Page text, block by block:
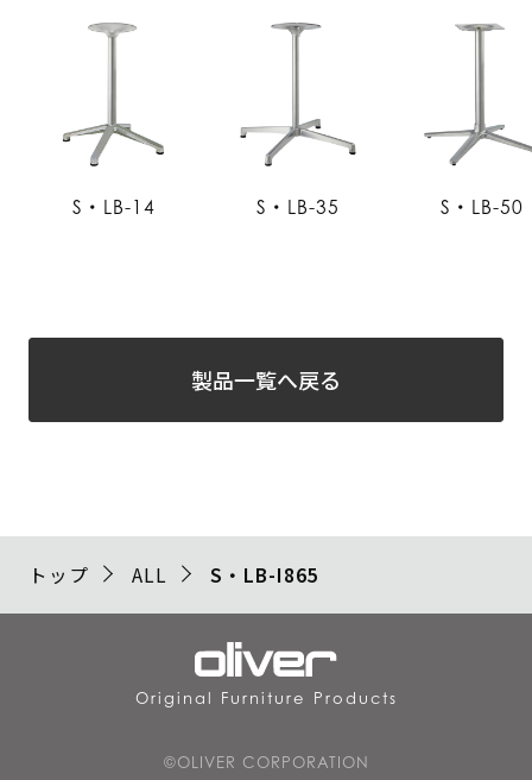
S・LB-14 S・LB-35 S・LB-50
製品一覧へ戻る
トップ ALL S・LB-I865
Original Furniture Products
©OLIVER CORPORATION